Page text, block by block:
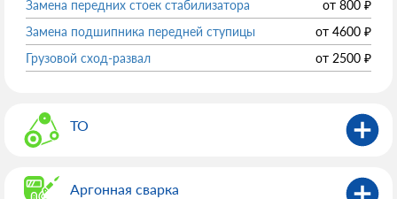
Замена передних стоек стабилизатора от 800 ₽
Замена подшипника передней ступицы
от 4600 ₽
Грузовой сход-развал
от 2500 ₽
ТО
Аргонная сварка